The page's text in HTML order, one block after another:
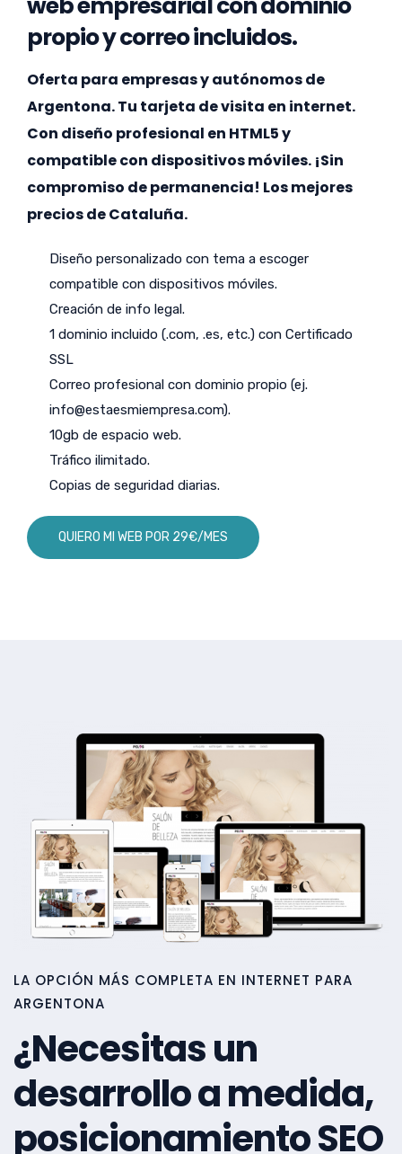
propio y correo incluidos.
Oferta para empresas y autónomos de
Argentona. Tu tarjeta de visita en internet.
Con diseño profesional en HTML5 y
compatible con dispositivos móviles. ¡Sin
compromiso de permanencia! Los mejores
precios de Cataluña.
Diseño personalizado con tema a escoger
compatible con dispositivos móviles.
Creación de info legal.
1 dominio incluido (.com, .es, etc.) con Certificado
SSL
Correo profesional con dominio propio (ej.
info@estaesmiempresa.com).
10gb de espacio web.
Tráfico ilimitado.
Copias de seguridad diarias.
QUIERO MI WEB POR 29€/MES
LA OPCIÓN MÁS COMPLETA EN INTERNET PARA
ARGENTONA
¿Necesitas un
desarrollo a medida,
posicionamiento SEO